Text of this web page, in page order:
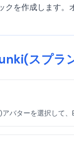
を作成します
スプラ
バターを選択して